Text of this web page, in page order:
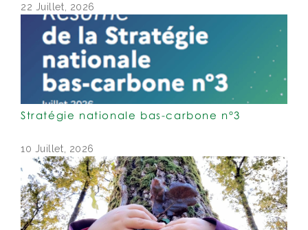
22 Juillet, 2026
Stratégie nationale bas-carbone n°3
10 Juillet, 2026